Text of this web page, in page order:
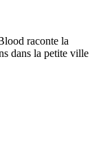
raconte la
dans la petite ville